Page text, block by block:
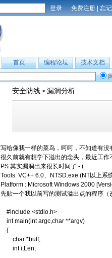
免费注册 | 忘
首页 编程论坛 技术文档
安全防线 > 漏洞分析
写给像我一样的菜鸟，呵呵，不知道有
很久前就有想学下溢出的念头，最近工
PS:其实漏洞出来很长时间了 -:(
Tools: VC++ 6.0、NTSD.exe (NT以上系
Platform : Microsoft Windows 2000
先贴一个我以前写的测试溢出点的程序（
#include <stdio.h>
int main(int argc,char **argv)
{
char *buff;
int i,Len;